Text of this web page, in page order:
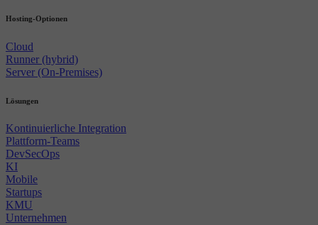
Hosting-Optionen
Cloud
Runner (hybrid)
Server (On-Premises)
Lösungen
Kontinuierliche Integration
Plattform-Teams
DevSecOps
KI
Mobile
Startups
KMU
Unternehmen